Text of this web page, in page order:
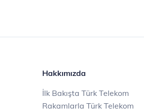
Hakkımızda
İlk Bakışta Türk Telekom
Rakamlarla Türk Telekom